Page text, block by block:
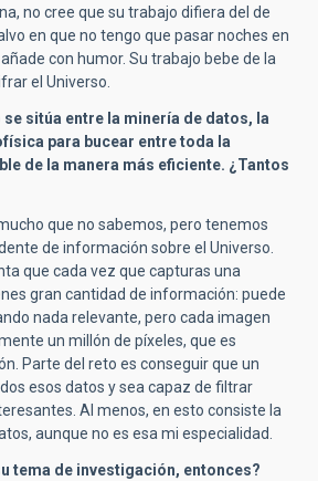
no cree que su trabajo difiera del de
en que no tengo que pasar noches en
con humor. Su trabajo bebe de la
el Universo.
se sitúa entre la minería de datos, la
para bucear entre toda la
de la manera más eficiente. ¿Tantos
que no sabemos, pero tenemos
de información sobre el Universo.
que cada vez que capturas una
gran cantidad de información: puede
nada relevante, pero cada imagen
un millón de píxeles, que es
Parte del reto es conseguir que un
esos datos y sea capaz de filtrar
Al menos, en esto consiste la
aunque no es esa mi especialidad.
tema de investigación, entonces?